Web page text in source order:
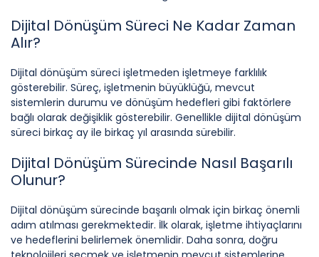
Dijital Dönüşüm Süreci Ne Kadar Zaman
Alır?
Dijital dönüşüm süreci işletmeden işletmeye farklılık
gösterebilir. Süreç, işletmenin büyüklüğü, mevcut
sistemlerin durumu ve dönüşüm hedefleri gibi faktörlere
bağlı olarak değişiklik gösterebilir. Genellikle dijital dönüşüm
süreci birkaç ay ile birkaç yıl arasında sürebilir.
Dijital Dönüşüm Sürecinde Nasıl Başarılı
Olunur?
Dijital dönüşüm sürecinde başarılı olmak için birkaç önemli
adım atılması gerekmektedir. İlk olarak, işletme ihtiyaçlarını
ve hedeflerini belirlemek önemlidir. Daha sonra, doğru